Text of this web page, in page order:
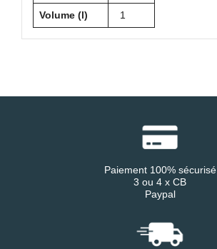
Volume (l) 1
Paiement 100% sécurisé
3 ou 4 x CB
Paypal